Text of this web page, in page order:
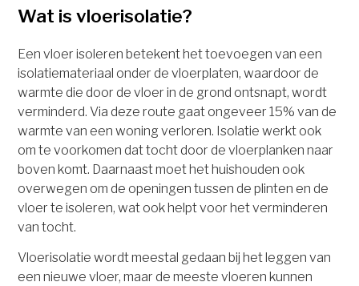
Wat is vloerisolatie?
Een vloer isoleren betekent het toevoegen van een
isolatiemateriaal onder de vloerplaten, waardoor de
warmte die door de vloer in de grond ontsnapt, wordt
verminderd. Via deze route gaat ongeveer 15% van de
warmte van een woning verloren. Isolatie werkt ook
om te voorkomen dat tocht door de vloerplanken naar
boven komt. Daarnaast moet het huishouden ook
overwegen om de openingen tussen de plinten en de
vloer te isoleren, wat ook helpt voor het verminderen
van tocht.
Vloerisolatie wordt meestal gedaan bij het leggen van
een nieuwe vloer, maar de meeste vloeren kunnen